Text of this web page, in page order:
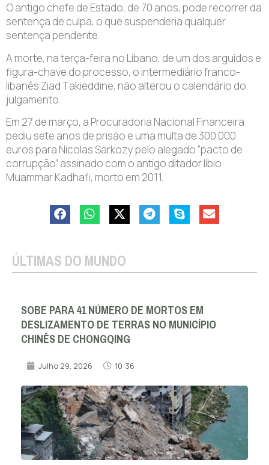
O antigo chefe de Estado, de 70 anos, pode recorrer da
sentença de culpa, o que suspenderia qualquer
sentença pendente.
A morte, na terça-feira no Líbano, de um dos arguidos e
figura-chave do processo, o intermediário franco-
libanês Ziad Takieddine, não alterou o calendário do
julgamento.
Em 27 de março, a Procuradoria Nacional Financeira
pediu sete anos de prisão e uma multa de 300.000
euros para Nicolas Sarkozy pelo alegado “pacto de
corrupção” assinado com o antigo ditador líbio
Muammar Kadhafi, morto em 2011.
ÚLTIMAS DO MUNDO
SOBE PARA 41 NÚMERO DE MORTOS EM
DESLIZAMENTO DE TERRAS NO MUNICÍPIO
CHINÊS DE CHONGQING
Julho 29, 2026 10:36